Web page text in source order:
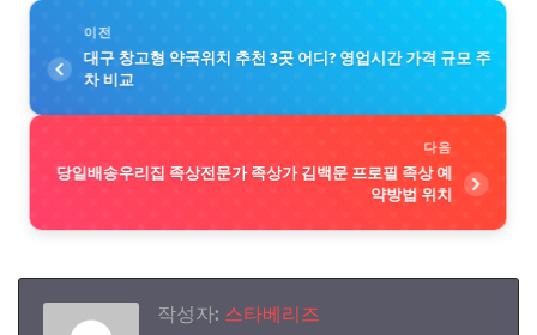
이전
대구 창고형 약국위치 추천 3곳 어디? 영업시간 가격 규모 주
차 비교
다음
당일배송우리집 족상전문가 족상가 김백문 프로필 족상 예
약방법 위치
작성자: 스타베리즈